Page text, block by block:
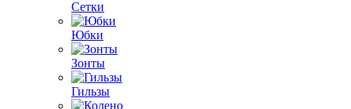
Сетки
Юбки
Зонты
Гильзы